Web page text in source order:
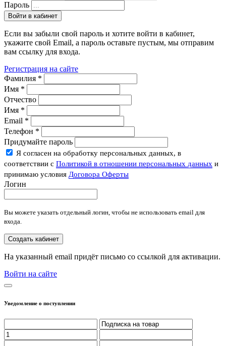
Пароль
Войти в кабинет
Если вы забыли свой пароль и хотите войти в кабинет,
укажите свой Email, а пароль оставьте пустым, мы отправим
вам ссылку для входа.
Регистрация на сайте
Фамилия *
Имя *
Отчество
Имя *
Email *
Телефон *
Придумайте пароль
Я согласен на обработку персональных данных, в
соответствии с Политикой в отношении персональных данных и
принимаю условия Договора Оферты
Логин
Вы можете указать отдельный логин, чтобы не использовать email для
входа.
Создать кабинет
На указанный email придёт письмо со ссылкой для активации.
Войти на сайте
Уведомление о поступлении